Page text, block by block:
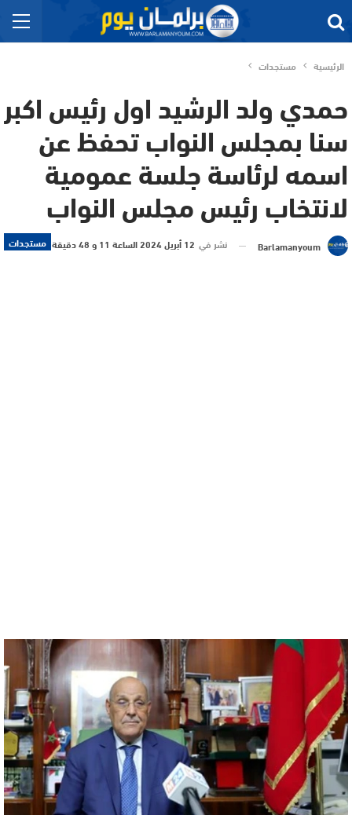
الرئيسية مستجدات
حمدي ولد الرشيد اول رئيس اكبر
سنا بمجلس النواب تحفظ عن
اسمه لرئاسة جلسة عمومية
لانتخاب رئيس مجلس النواب
مستجدات Barlamanyoum نشر في 12 أبريل 2024 الساعة 11 و 48 دقيقة